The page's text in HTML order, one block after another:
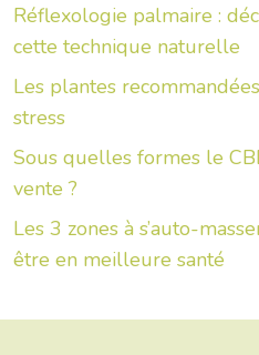
Réflexologie palmaire :
cette technique naturelle
Les plantes
stress
Sous quelles formes le
vente ?
Les 3 zones à s’auto-
être en meilleure santé